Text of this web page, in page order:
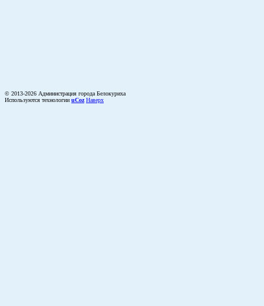
© 2013-2026 Администрация города Белокуриха
Используются технологии uCoz Наверх